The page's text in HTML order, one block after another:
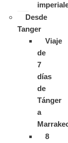
Desde
Tanger
Viaje
de
7
días
de
Tánger
a
8